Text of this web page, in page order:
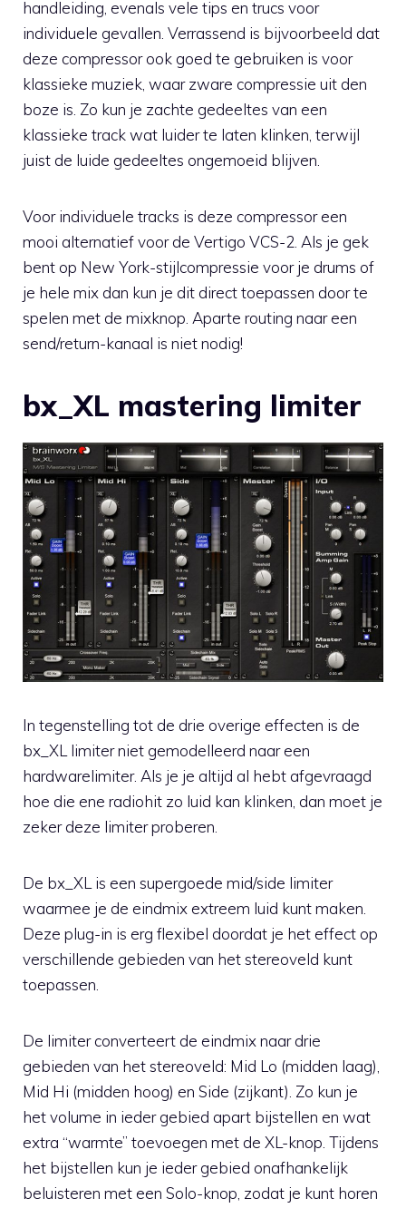
handleiding, evenals vele tips en trucs voor
individuele gevallen. Verrassend is bijvoorbeeld dat
deze compressor ook goed te gebruiken is voor
klassieke muziek, waar zware compressie uit den
boze is. Zo kun je zachte gedeeltes van een
klassieke track wat luider te laten klinken, terwijl
juist de luide gedeeltes ongemoeid blijven.
Voor individuele tracks is deze compressor een
mooi alternatief voor de Vertigo VCS-2. Als je gek
bent op New York-stijlcompressie voor je drums of
je hele mix dan kun je dit direct toepassen door te
spelen met de mixknop. Aparte routing naar een
send/return-kanaal is niet nodig!
bx_XL mastering limiter
In tegenstelling tot de drie overige effecten is de
bx_XL limiter niet gemodelleerd naar een
hardwarelimiter. Als je je altijd al hebt afgevraagd
hoe die ene radiohit zo luid kan klinken, dan moet je
zeker deze limiter proberen.
De bx_XL is een supergoede mid/side limiter
waarmee je de eindmix extreem luid kunt maken.
Deze plug-in is erg flexibel doordat je het effect op
verschillende gebieden van het stereoveld kunt
toepassen.
De limiter converteert de eindmix naar drie
gebieden van het stereoveld: Mid Lo (midden laag),
Mid Hi (midden hoog) en Side (zijkant). Zo kun je
het volume in ieder gebied apart bijstellen en wat
extra “warmte” toevoegen met de XL-knop. Tijdens
het bijstellen kun je ieder gebied onafhankelijk
beluisteren met een Solo-knop, zodat je kunt horen